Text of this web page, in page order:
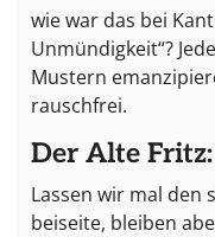
wie war das bei
Unmündigkeit“?
Mustern
rauschfrei.
Der Alte
Lassen wir mal den
beiseite, bleiben